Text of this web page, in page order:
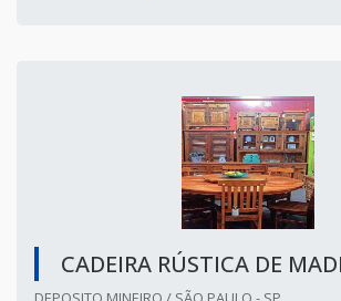
CADEIRA RÚSTICA DE